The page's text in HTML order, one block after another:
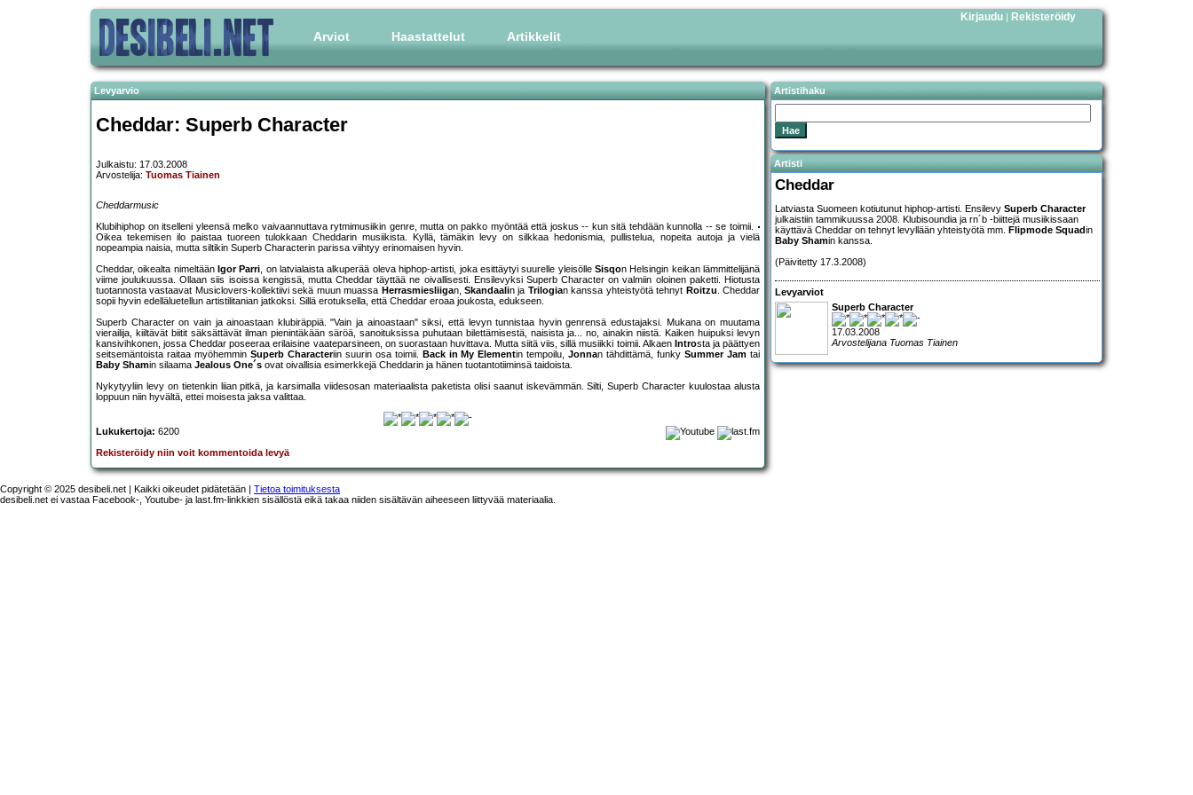
Arviot Haastattelut Artikkelit
Kirjaudu | Rekisteröidy
Levyarvio
Cheddar: Superb Character
Julkaistu: 17.03.2008
Arvostelija: Tuomas Tiainen
Cheddarmusic
Klubihiphop on itselleni yleensä melko vaivaannuttava rytmimusiikin genre, mutta on pakko myöntää että joskus -- kun sitä tehdään kunnolla -- se toimii.
Oikea tekemisen ilo paistaa tuoreen tulokkaan Cheddarin musiikista. Kyllä, tämäkin levy on silkkaa hedonismia, pullistelua, nopeita autoja ja vielä
nopeampia naisia, mutta siltikin Superb Characterin parissa viihtyy erinomaisen hyvin.
Cheddar, oikealta nimeltään Igor Parri, on latvialaista alkuperää oleva hiphop-artisti, joka esittäytyi suurelle yleisölle Sisqon Helsingin keikan lämmittelijänä
viime joulukuussa. Ollaan siis isoissa kengissä, mutta Cheddar täyttää ne oivallisesti. Ensilevyksi Superb Character on valmiin oloinen paketti. Hiotusta
tuotannosta vastaavat Musiclovers-kollektiivi sekä muun muassa Herrasmiesliigan, Skandaalin ja Trilogian kanssa yhteistyötä tehnyt Roitzu. Cheddar
sopii hyvin edelläluetellun artistilitanian jatkoksi. Sillä erotuksella, että Cheddar eroaa joukosta, edukseen.
Superb Character on vain ja ainoastaan klubiräppiä. "Vain ja ainoastaan" siksi, että levyn tunnistaa hyvin genrensä edustajaksi. Mukana on muutama
vierailija, kiiltävät biitit säksättävät ilman pienintäkään säröä, sanoituksissa puhutaan bilettämisestä, naisista ja... no, ainakin niistä. Kaiken huipuksi levyn
kansivihkonen, jossa Cheddar poseeraa erilaisine vaateparsineen, on suorastaan huvittava. Mutta siitä viis, sillä musiikki toimii. Alkaen Introsta ja päättyen
seitsemäntoista raitaa myöhemmin Superb Characteriin suurin osa toimii. Back in My Elementin tempoilu,Jonnan tähdittämä, funkySummer Jam tai
Baby Shamin silaama Jealous One´s ovat oivallisia esimerkkejä Cheddarin ja hänen tuotantotiiminsä taidoista.
Nykytyyliin levy on tietenkin liian pitkä, ja karsimalla viidesosan materiaalista paketista olisi saanut iskevämmän. Silti, Superb Character kuulostaa alusta
loppuun niin hyvältä, ettei moisesta jaksa valittaa.
Lukukertoja: 6200
Rekisteröidy niin voit kommentoida levyä
Artistihaku
Artisti
Cheddar
Latviasta Suomeen kotiutunut hiphop-artisti. Ensilevy Superb Character
julkaistiin tammikuussa 2008. Klubisoundia ja rn´b -biittejä musiikissaan
käyttävä Cheddar on tehnyt levyllään yhteistyötä mm. Flipmode Squadin
Baby Shamin kanssa.
(Päivitetty 17.3.2008)
Levyarviot
Superb Character
17.03.2008
Arvostelijana Tuomas Tiainen
Copyright © 2025 desibeli.net | Kaikki oikeudet pidätetään | Tietoa toimituksesta
desibeli.net ei vastaa Facebook-, Youtube- ja last.fm-linkkien sisällöstä eikä takaa niiden sisältävän aiheeseen liittyvää materiaalia.